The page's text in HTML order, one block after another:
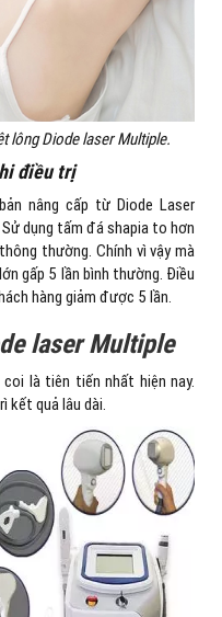
lông Diode laser Multiple.
điều trị
nâng cấp từ Diode Laser
dụng tấm đá shapia to hơn
thường. Chính vì vậy mà
gấp 5 lần bình thường. Điều
hàng giảm được 5 lần.
laser Multiple
là tiên tiến nhất hiện nay.
kết quả lâu dài.